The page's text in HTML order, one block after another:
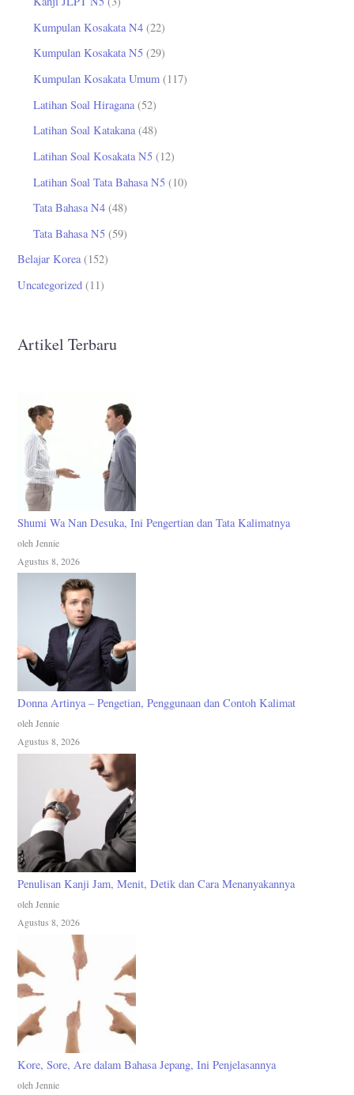
Kumpulan Kosakata N4 (22)
Kumpulan Kosakata N5 (29)
Kumpulan Kosakata Umum (117)
Latihan Soal Hiragana (52)
Latihan Soal Katakana(48)
Latihan Soal Kosakata N5 (12)
Latihan Soal Tata Bahasa N5 (10)
Tata Bahasa N4 (48)
Tata Bahasa N5 (59)
Belajar Korea(152)
Uncategorized (11)
Artikel Terbaru
Shumi Wa Nan Desuka, Ini Pengertian dan Tata Kalimatnya
oleh Jennie
Agustus 8, 2026
Donna Artinya – Pengetian, Penggunaan dan Contoh Kalimat
oleh Jennie
Agustus 8, 2026
Penulisan Kanji Jam, Menit, Detik dan Cara Menanyakannya
oleh Jennie
Agustus 8, 2026
Kore, Sore, Are dalam Bahasa Jepang, Ini Penjelasannya
oleh Jennie